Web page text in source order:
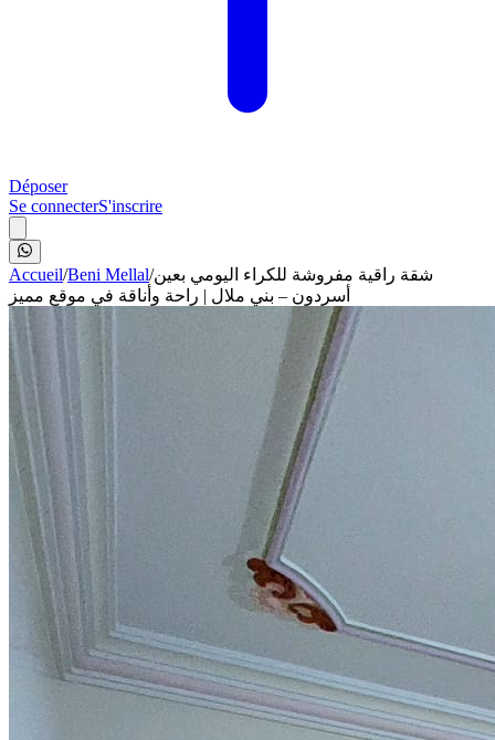
Déposer
Se connecterS'inscrire
Accueil/Beni Mellal/شقة راقية مفروشة للكراء اليومي بعين
أسردون – بني ملال | راحة وأناقة في موقع مميز